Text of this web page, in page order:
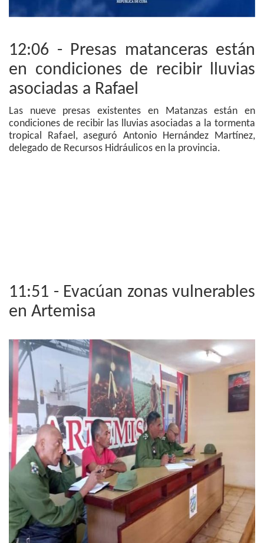
12:06 - Presas matanceras están
en condiciones de recibir lluvias
asociadas a Rafael
Las nueve presas existentes en Matanzas están en
condiciones de recibir las lluvias asociadas a la tormenta
tropical Rafael, aseguró Antonio Hernández Martínez,
delegado de Recursos Hidráulicos en la provincia.
11:51 - Evacúan zonas vulnerables
en Artemisa